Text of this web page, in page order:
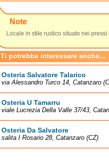
Note
Locale in stile rustico situato nei
Ti potrebbe interessare anche...
Osteria Salvatore Talarico
via Alessandro Turco 14, Catanzaro
Osteria U Tamarru
viale Lucrezia Della Valle 37/43,
Osteria Da Salvatore
salita I Rosario 28, Catanzaro (CZ)